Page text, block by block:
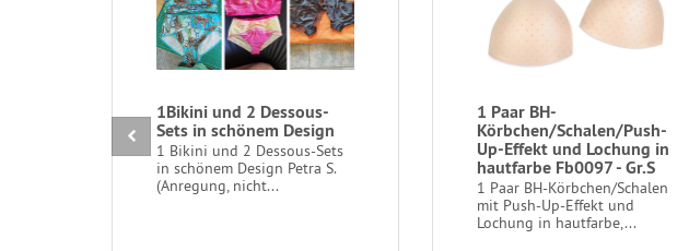
1Bikini und 2 Dessous-
Sets in schönem Design
1 Bikini und 2 Dessous-Sets
in schönem Design Petra S.
(Anregung, nicht...
1 Paar BH-
Körbchen/Schalen/Push-
Up-Effekt und Lochung in
hautfarbe Fb0097 - Gr.S
1 Paar BH-Körbchen/Schalen
mit Push-Up-Effekt und
Lochung in hautfarbe,...